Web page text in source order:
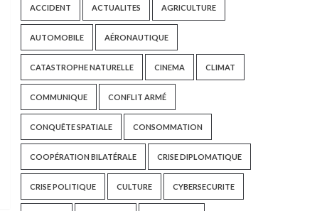
ACCIDENT ACTUALITES AGRICULTURE
AUTOMOBILE AÉRONAUTIQUE
CATASTROPHE NATURELLE CINEMA CLIMAT
COMMUNIQUE CONFLIT ARMÉ
CONQUÊTE SPATIALE CONSOMMATION
COOPÉRATION BILATÉRALE CRISE DIPLOMATIQUE
CRISE POLITIQUE CULTURE CYBERSECURITE